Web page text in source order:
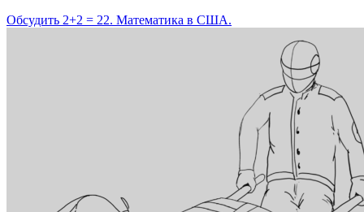
Обсудить 2+2 = 22. Математика в США.